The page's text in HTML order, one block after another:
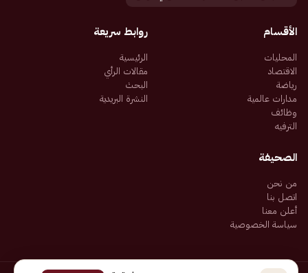
الأقسام
المحليات
الاقتصاد
رياضة
مدارات عالمية
وظائف
الترفيه
روابط سريعة
الرئيسية
مقالات الرأي
البحث
النشرة البريدية
الصحيفة
من نحن
اتصل بنا
أعلن معنا
سياسة الخصوصية